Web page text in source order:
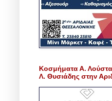
Κοσμήματα Α.
Λ. Θυσιάδης στην